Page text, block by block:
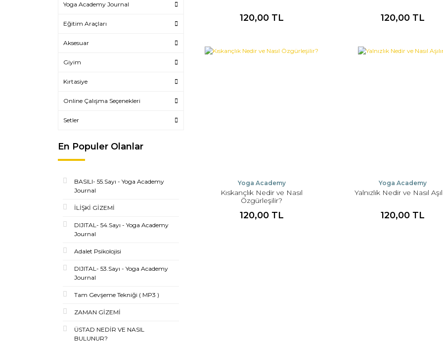
Yoga Academy Journal
Eğitim Araçları
Aksesuar
Giyim
Kırtasiye
Online Çalışma Seçenekleri
Setler
En Populer Olanlar
BASILI- 55.Sayı - Yoga Academy
Journal
İLİŞKİ GİZEMİ
DIJITAL- 54.Sayı - Yoga Academy
Journal
Adalet Psikolojisi
DIJITAL- 53.Sayı - Yoga Academy
Journal
Tam Gevşeme Tekniği ( MP3 )
ZAMAN GİZEMİ
ÜSTAD NEDİR VE NASIL
BULUNUR?
120,00 TL 120,00 TL
Yoga Academy
Kıskançlık Nedir ve Nasıl
Özgürleşilir?
120,00 TL
Yoga Academy
Yalnızlık Nedir ve Nasıl
120,00 TL